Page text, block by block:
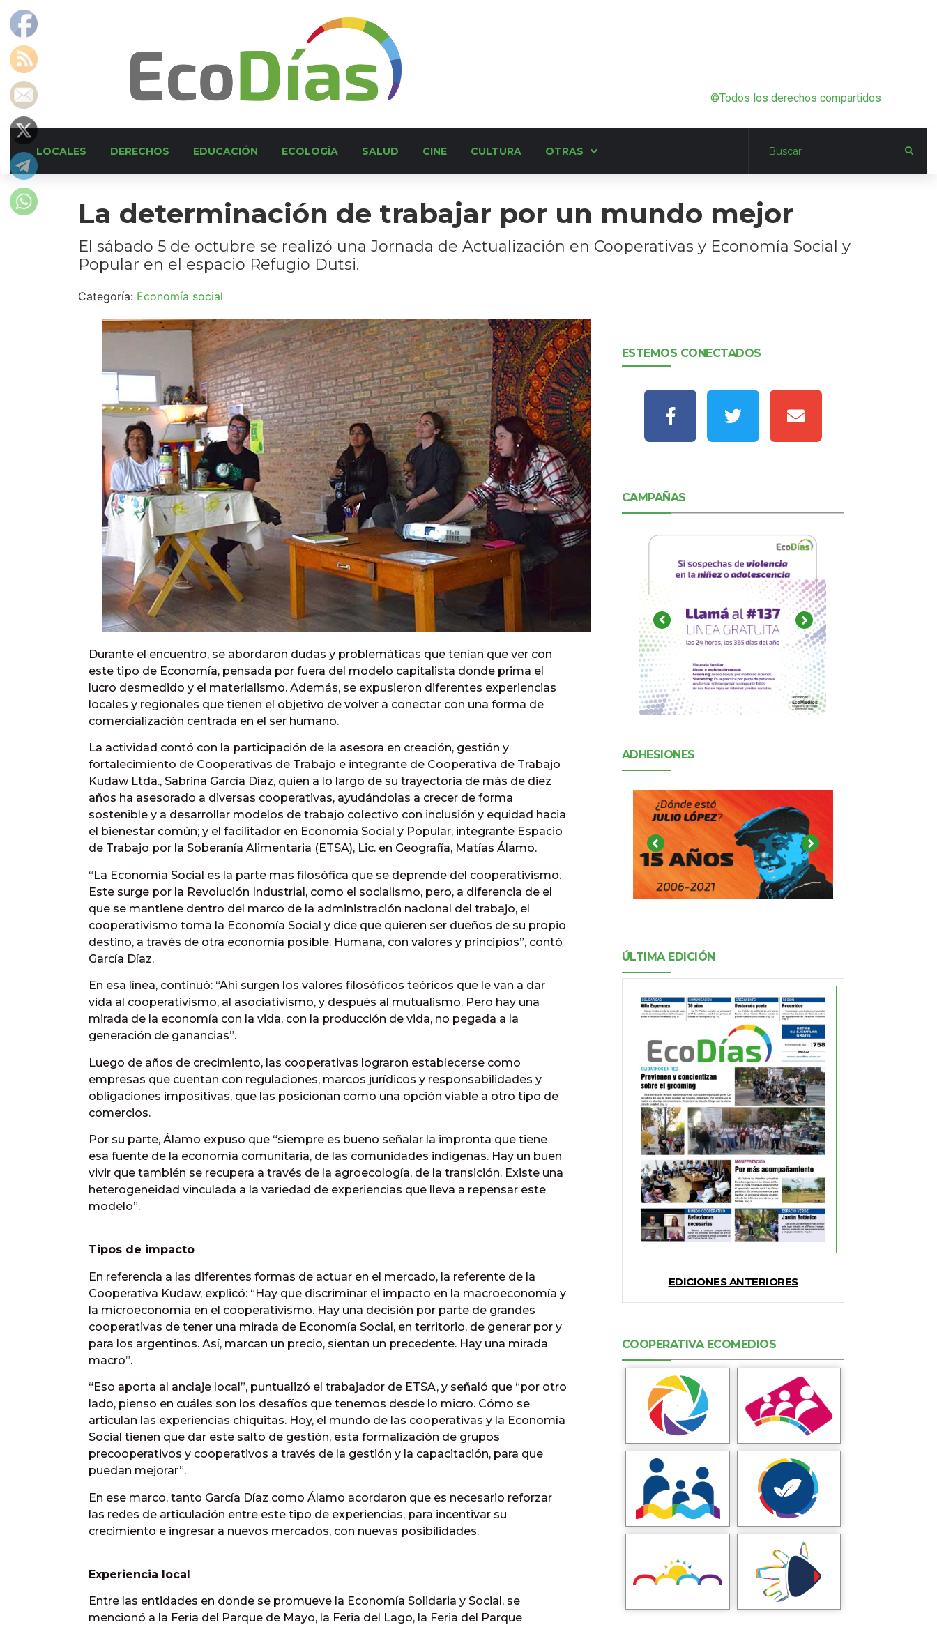
©Todos los derechos compartidos
LOCALES DERECHOS EDUCACIÓN ECOLOGÍA SALUD CINE CULTURA OTRAS
La determinación de trabajar por un mundo mejor
El sábado 5 de octubre se realizó una Jornada de Actualización en Cooperativas y Economía Social y
Popular en el espacio Refugio Dutsi.
Categoría: Economía social
Durante el encuentro, se abordaron dudas y problemáticas que tenían que ver con
este tipo de Economía, pensada por fuera del modelo capitalista donde prima el
lucro desmedido y el materialismo. Además, se expusieron diferentes experiencias
locales y regionales que tienen el objetivo de volver a conectar con una forma de
comercialización centrada en el ser humano.
La actividad contó con la participación de la asesora en creación, gestión y
fortalecimiento de Cooperativas de Trabajo e integrante de Cooperativa de Trabajo
Kudaw Ltda., Sabrina García Díaz, quien a lo largo de su trayectoria de más de diez
años ha asesorado a diversas cooperativas, ayudándolas a crecer de forma
sostenible y a desarrollar modelos de trabajo colectivo con inclusión y equidad hacia
el bienestar común; y el facilitador en Economía Social y Popular, integrante Espacio
de Trabajo por la Soberanía Alimentaria (ETSA), Lic. en Geografía, Matías Álamo.
“La Economía Social es la parte mas filosófica que se deprende del cooperativismo.
Este surge por la Revolución Industrial, como el socialismo, pero, a diferencia de el
que se mantiene dentro del marco de la administración nacional del trabajo, el
cooperativismo toma la Economía Social y dice que quieren ser dueños de su propio
destino, a través de otra economía posible. Humana, con valores y principios”, contó
García Díaz.
En esa línea, continuó: “Ahí surgen los valores filosóficos teóricos que le van a dar
vida al cooperativismo, al asociativismo, y después al mutualismo. Pero hay una
mirada de la economía con la vida, con la producción de vida, no pegada a la
generación de ganancias”.
Luego de años de crecimiento, las cooperativas lograron establecerse como
empresas que cuentan con regulaciones, marcos jurídicos y responsabilidades y
obligaciones impositivas, que las posicionan como una opción viable a otro tipo de
comercios.
Por su parte, Álamo expuso que “siempre es bueno señalar la impronta que tiene
esa fuente de la economía comunitaria, de las comunidades indígenas. Hay un buen
vivir que también se recupera a través de la agroecología, de la transición. Existe una
heterogeneidad vinculada a la variedad de experiencias que lleva a repensar este
modelo”.
Tipos de impacto
En referencia a las diferentes formas de actuar en el mercado, la referente de la
Cooperativa Kudaw, explicó: “Hay que discriminar el impacto en la macroeconomía y
la microeconomía en el cooperativismo. Hay una decisión por parte de grandes
cooperativas de tener una mirada de Economía Social, en territorio, de generar por y
para los argentinos. Así, marcan un precio, sientan un precedente. Hay una mirada
macro”.
“Eso aporta al anclaje local”, puntualizó el trabajador de ETSA, y señaló que “por otro
lado, pienso en cuáles son los desafíos que tenemos desde lo micro. Cómo se
articulan las experiencias chiquitas. Hoy, el mundo de las cooperativas y la Economía
Social tienen que dar este salto de gestión, esta formalización de grupos
precooperativos y cooperativos a través de la gestión y la capacitación, para que
puedan mejorar”.
En ese marco, tanto García Díaz como Álamo acordaron que es necesario reforzar
las redes de articulación entre este tipo de experiencias, para incentivar su
crecimiento e ingresar a nuevos mercados, con nuevas posibilidades.
Experiencia local
Entre las entidades en donde se promueve la Economía Solidaria y Social, se
mencionó a la Feria del Parque de Mayo, la Feria del Lago, la Feria del Parque
ESTEMOS CONECTADOS
CAMPAÑAS
ADHESIONES
ÚLTIMA EDICIÓN
EDICIONES ANTERIORES
COOPERATIVA ECOMEDIOS